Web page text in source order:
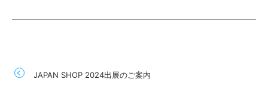
JAPAN SHOP 2024出展のご案内